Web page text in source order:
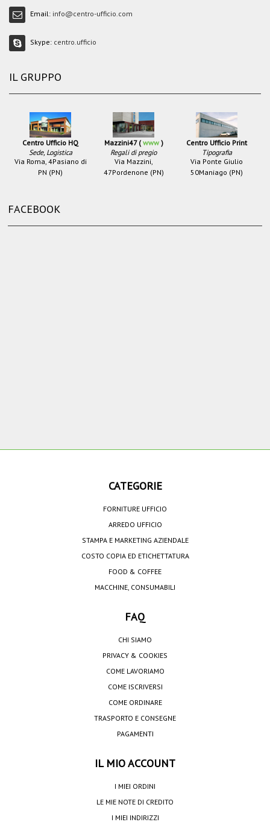
Email: info@centro-ufficio.com
Skype: centro.ufficio
IL GRUPPO
Centro Ufficio HQ
Sede, Logistica
Via Roma, 4Pasiano di
PN (PN)
Mazzini47 (www )
Regali di pregio
Via Mazzini,
47Pordenone (PN)
Centro Ufficio Print
Tipografia
Via Ponte Giulio
50Maniago (PN)
FACEBOOK
CATEGORIE
FORNITURE UFFICIO
ARREDO UFFICIO
STAMPA E MARKETING AZIENDALE
COSTO COPIA ED ETICHETTATURA
FOOD & COFFEE
MACCHINE, CONSUMABILI
FAQ
CHI SIAMO
PRIVACY & COOKIES
COME LAVORIAMO
COME ISCRIVERSI
COME ORDINARE
TRASPORTO E CONSEGNE
PAGAMENTI
IL MIO ACCOUNT
I MIEI ORDINI
LE MIE NOTE DI CREDITO
I MIEI INDIRIZZI